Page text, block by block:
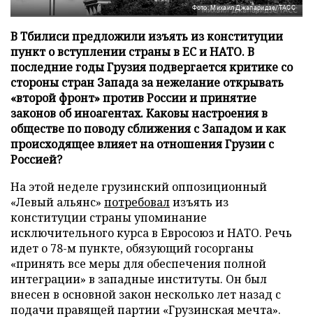
Фото: Михаил Джапаридзе/ТАСС
В Тбилиси предложили изъять из конституции
пункт о вступлении страны в ЕС и НАТО. В
последние годы Грузия подвергается критике со
стороны стран Запада за нежелание открывать
«второй фронт» против России и принятие
законов об иноагентах. Каковы настроения в
обществе по поводу сближения с Западом и как
происходящее влияет на отношения Грузии с
Россией?
На этой неделе грузинский оппозиционный
«Левый альянс» потребовализъять из
конституции страны упоминание
исключительного курса в Евросоюз и НАТО. Речь
идет о 78-м пункте, обязующий госорганы
«принять все меры для обеспечения полной
интеграции» в западные институты. Он был
внесен в основной закон несколько лет назад с
подачи правящей партии «Грузинская мечта».